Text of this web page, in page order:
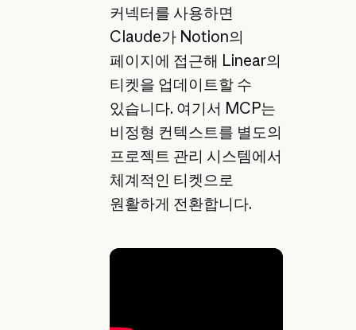
커넥터를 사용하면
Claude가 Notion의
페이지에 접근해 Linear의
티켓을 업데이트할 수
있습니다. 여기서 MCP는
비정형 컨텍스트를 별도의
프로젝트 관리 시스템에서
체계적인 티켓으로
원활하게 전환합니다.